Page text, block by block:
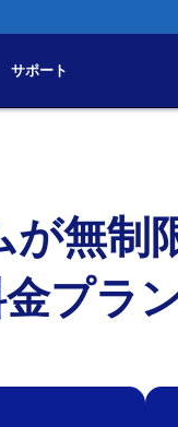
サポート
が無制
プラ